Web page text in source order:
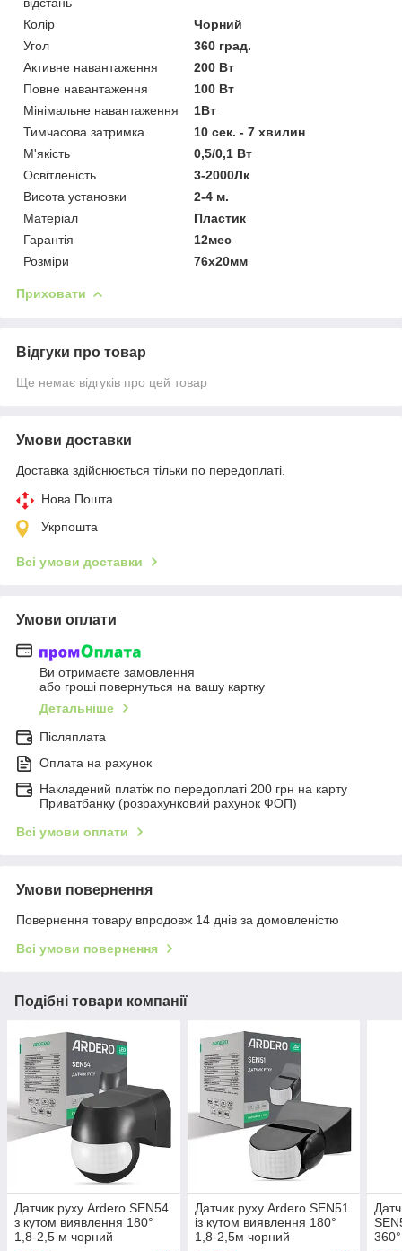
Колір
Чорний
Угол
360 град.
Активне навантаження
200 Вт
Повне навантаження
100 Вт
Мінімальне навантаження
1Вт
Тимчасова затримка
10 сек. - 7 хвилин
М'якість
0,5/0,1 Вт
Освітленість
3-2000Лк
Висота установки
2-4 м.
Матеріал
Пластик
Гарантія
12мес
Розміри
76х20мм
Приховати
Відгуки про товар
Ще немає відгуків про цей товар
Умови доставки
Доставка здійснюється тільки по передоплаті.
Нова Пошта
Укрпошта
Всі умови доставки
Умови оплати
Ви отримаєте замовлення
або гроші повернуться на вашу картку
Детальніше
Післяплата
Оплата на рахунок
Накладений платіж по передоплаті 200 грн на карту
Приватбанку (розрахунковий рахунок ФОП)
Всі умови оплати
Умови повернення
Повернення товару впродовж 14 днів за домовленістю
Всі умови повернення
Подібні товари компанії
Датчик руху Ardero SEN54
з кутом виявлення 180°
1,8-2,5 м чорний
Датчик руху Ardero SEN51
із кутом виявлення 180°
1,8-2,5м чорний